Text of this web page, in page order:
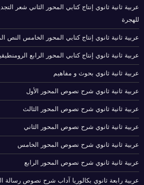
عربية ثانية ثانوي إنتاج كتابي المحور الثاني شعر
للهجرة
عربية ثانية ثانوي إنتاج كتابي المحور الخامس النص
عربية ثانية ثانوي إنتاج كتابي المحور الرابع
عربية ثانية ثانوي بحوث و مفاهيم
عربية ثانية ثانوي شرح نصوص المحور الأول
عربية ثانية ثانوي شرح نصوص المحور الثالث
عربية ثانية ثانوي شرح نصوص المحور الثاني
عربية ثانية ثانوي شرح نصوص المحور الخامس
عربية ثانية ثانوي شرح نصوص المحور الرابع
عربية رابعة ثانوي بكالوريا آداب شرح نصوص رسالة